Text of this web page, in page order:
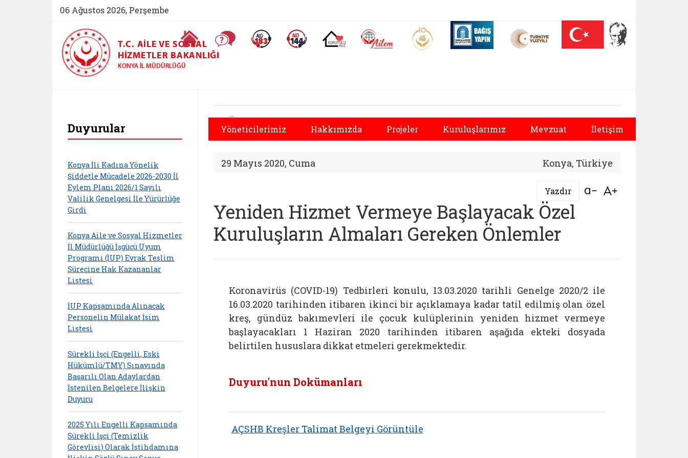
06 Ağustos 2026, Perşembe
Ana Sayfa Sıkça Sorulan SorularAlo 183 (yeni sekmede açılır)Alo 144 (yeni sekmede açılır)Koruyucu Aile (yeni sekmede açılır)
AİLEM İletişim Merkezi (yeni sekmede açılır)
Aile ve Nüfus On Yılı (yeni sekmede açılır)Darülaceze bağış sayfası (yeni sekmede açılır)
T.C. AILE VE SOSYAL
HIZMETLER BAKANLIĞI
KONYA İL MÜDÜRLÜĞÜ
Yöneticilerimiz Hakkımızda Projeler Kuruluşlarımız Mevzuat İletişim
Konya Aile ve Sosyal Hizmetler İl Müdürlüğü | Yeniden
Duyurular
Konya İli Kadına Yönelik
Şiddetle Mücadele 2026-2030 İl
Eylem Planı 2026/1 Sayılı
Valilik Genelgesi İle Yürürlüğe
Girdi
Konya Aile ve Sosyal Hizmetler
İl Müdürlüğü İşgücü Uyum
Programı (İUP) Evrak Teslim
Sürecine Hak Kazananlar
Listesi
İUP Kapsamında Alınacak
Personelin Mülakat İsim
Listesi
Sürekli İşçi (Engelli, Eski
Hükümlü/TMY) Sınavında
Başarılı Olan Adaylardan
İstenilen Belgelere İlişkin
Duyuru
2025 Yılı Engelli Kapsamında
Sürekli İşçi (Temizlik
Görevlisi) Olarak İstihdamına
Önceki Sonraki
29 Mayıs 2020, Cuma Konya, Türkiye
Yazdır Bağlantıyı aç
Yeniden Hizmet Vermeye Başlayacak Özel
Kuruluşların Almaları Gereken Önlemler
Koronavirüs (COVID-19) Tedbirleri konulu, 13.03.2020 tarihli Genelge 2020/2 ile
16.03.2020 tarihinden itibaren ikinci bir açıklamaya kadar tatil edilmiş olan özel
kreş, gündüz bakımevleri ile çocuk kulüplerinin yeniden hizmet vermeye
başlayacakları 1 Haziran 2020 tarihinden itibaren aşağıda ekteki dosyada
belirtilen hususlara dikkat etmeleri gerekmektedir.
Duyuru'nun Dokümanları
AÇSHB Kreşler Talimat Belgeyi Görüntüle